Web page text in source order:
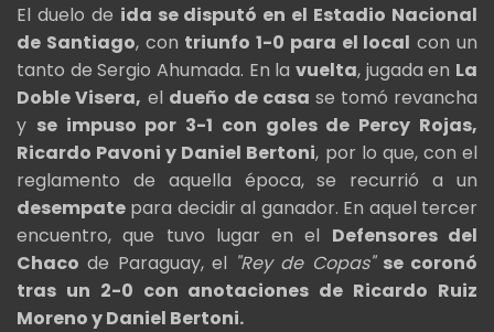
El duelo de ida se disputó en el Estadio Nacional
de Santiago, con triunfo 1-0 para el local con un
tanto de Sergio Ahumada. En la vuelta, jugada en La
Doble Visera, el dueño de casa se tomó revancha
y se impuso por 3-1 con goles de Percy Rojas,
Ricardo Pavoni y Daniel Bertoni, por lo que, con el
reglamento de aquella época, se recurrió a un
desempate para decidir al ganador. En aquel tercer
encuentro, que tuvo lugar en el Defensores del
Chaco de Paraguay, el "Rey de Copas" se coronó
tras un 2-0 con anotaciones de Ricardo Ruiz
Moreno y Daniel Bertoni.